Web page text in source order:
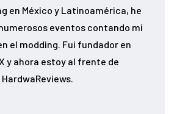
en México y Latinoamérica, he
eventos contando mi
el modding. Fui fundador en
y ahora estoy al frente de
HardwaReviews.